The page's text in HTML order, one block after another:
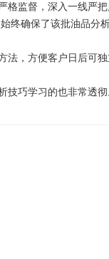
监督，深入一线严
确保了该批油品分
，方便客户日后可独
巧学习的也非常透